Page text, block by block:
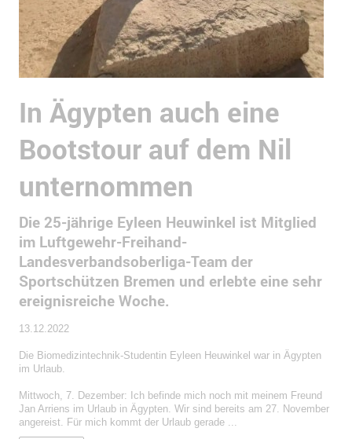
In Ägypten auch eine
Bootstour auf dem Nil
unternommen
Die 25-jährige Eyleen Heuwinkel ist Mitglied
im Luftgewehr-Freihand-
Landesverbandsoberliga-Team der
Sportschützen Bremen und erlebte eine sehr
ereignisreiche Woche.
13.12.2022
Die Biomedizintechnik-Studentin Eyleen Heuwinkel war in Ägypten
im Urlaub.
Mittwoch, 7. Dezember: Ich befinde mich noch mit meinem Freund
Jan Arriens im Urlaub in Ägypten. Wir sind bereits am 27. November
angereist. Für mich kommt der Urlaub gerade ...